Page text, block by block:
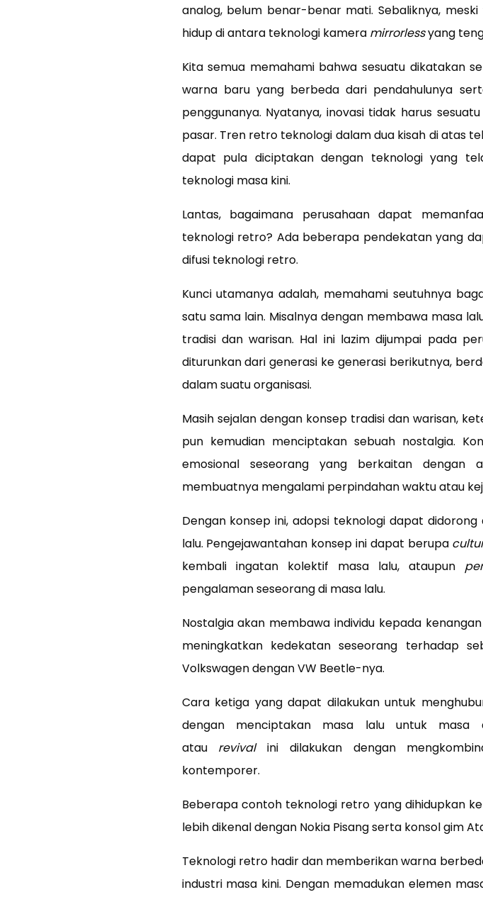
analog, belum benar-benar mati. Sebaliknya,
hidup di antara teknologi kamera mirrorlessyang
Kita semua memahami bahwa sesuatu dikatakan
warna baru yang berbeda dari pendahulunya
penggunanya. Nyatanya, inovasi tidak harus
pasar. Tren retro teknologi dalam dua kisah di atas
dapat pula diciptakan dengan teknologi yang
teknologi masa kini.
Lantas, bagaimana perusahaan dapat
teknologi retro? Ada beberapa pendekatan yang
difusi teknologi retro.
Kunci utamanya adalah, memahami seutuhnya
satu sama lain. Misalnya dengan membawa masa
tradisi dan warisan. Hal ini lazim dijumpai pada
diturunkan dari generasi ke generasi berikutnya,
dalam suatu organisasi.
Masih sejalan dengan konsep tradisi dan warisan,
pun kemudian menciptakan sebuah nostalgia.
emosional seseorang yang berkaitan dengan
membuatnya mengalami perpindahan waktu atau
Dengan konsep ini, adopsi teknologi dapat
lalu. Pengejawantahan konsep ini dapat berupa
kembali ingatan kolektif masa lalu, ataupun
pengalaman seseorang di masa lalu.
Nostalgia akan membawa individu kepada
meningkatkan kedekatan seseorang terhadap
Volkswagen dengan VW Beetle-nya.
Cara ketiga yang dapat dilakukan untuk
dengan menciptakan masa lalu untuk masa
atau revivalini dilakukan dengan
kontemporer.
Beberapa contoh teknologi retro yang dihidupkan
lebih dikenal dengan Nokia Pisang serta konsol gim
Teknologi retro hadir dan memberikan warna
industri masa kini. Dengan memadukan elemen